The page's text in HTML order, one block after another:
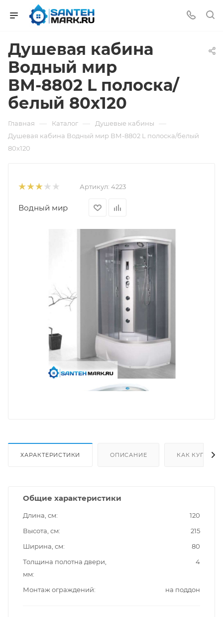
Душевая кабина
Водный мир
ВМ-8802 L полоска/
белый 80x120
Главная — Каталог — Душевые кабины —
Душевая кабина Водный мир ВМ-8802 L полоска/белый
80x120
Артикул: 4223
Водный мир
ХАРАКТЕРИСТИКИ ОПИСАНИЕ КАК КУПИТЬ
Общие характеристики
Длина, см
120
Высота, см
215
Ширина, см
80
Толщина полотна двери,
мм
4
Монтаж ограждений на поддон